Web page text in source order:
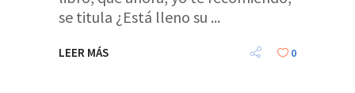
se titula ¿Está lleno su
LEER MÁS 0